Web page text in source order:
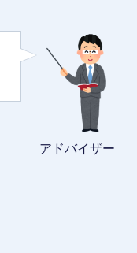
アドバイザー